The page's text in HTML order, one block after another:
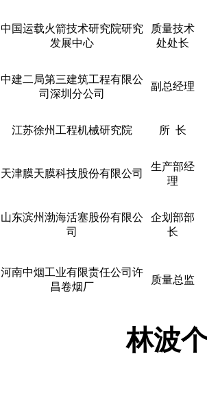
中国运载火箭技术研究院研究
发展中心
质量技术
处处长
中建二局第三建筑工程有限公
司深圳分公司
副总经理
江苏徐州工程机械研究院 所 长
天津膜天膜科技股份有限公司
生产部经
理
山东滨州渤海活塞股份有限公
司
企划部部
长
河南中烟工业有限责任公司许
昌卷烟厂
质量总监
林波